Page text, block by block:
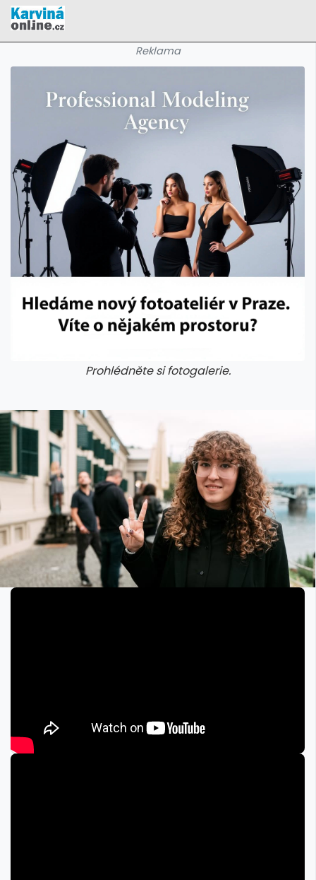
Reklama
Prohlédněte si fotogalerie.